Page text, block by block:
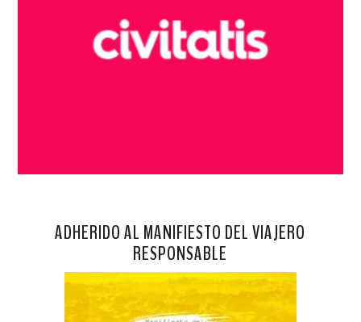
ADHERIDO AL MANIFIESTO DEL VIAJERO
RESPONSABLE